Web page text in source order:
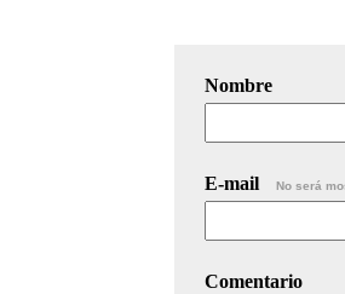
Nombre
E-mail No será
Comentario